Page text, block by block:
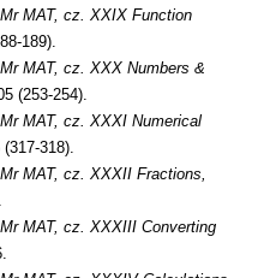
Mr MAT, cz. XXIX Function
189).
Mr MAT, cz. XXX Numbers &
(253-254).
Mr MAT, cz. XXXI Numerical
318).
Mr MAT, cz. XXXII Fractions,
Mr MAT, cz. XXXIII Converting